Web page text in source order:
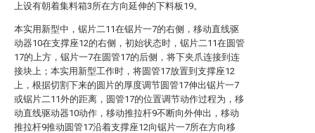
上设有朝着集料箱3所在方向延伸的下料板19。
本实用新型中，锯片二11在锯片一7的右侧，移动直线驱
动器10在支撑座12的右侧，初始状态时，锯片二11在圆管
17的上方，锯片一7在圆管17的后侧，将下夹爪连接到连
接块上；本实用新型工作时，将圆管17放置到支撑座12
上，根据切割下来的圆片的厚度调节圆管17伸出锯片一7
或锯片二11外的距离，圆管17的位置调节动作过程为，移
动直线驱动器10动作，移动推拉杆9不断向外伸出，移动
推拉杆9推动圆管17沿着支撑座12向锯片一7所在方向移